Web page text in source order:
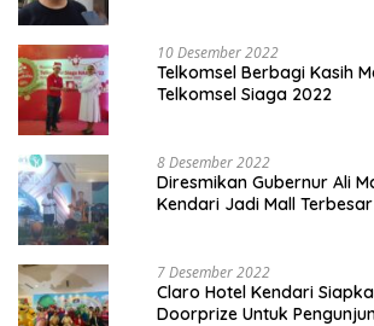
10 Desember 2022
Telkomsel Berbagi Kasih
Telkomsel Siaga 2022
8 Desember 2022
Diresmikan Gubernur Ali
Kendari Jadi Mall
7 Desember 2022
Claro Hotel Kendari
Doorprize Untuk